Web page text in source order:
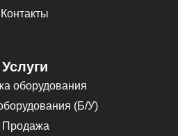
Контакты
Услуги
Продажа
оборудования
(Б/У)